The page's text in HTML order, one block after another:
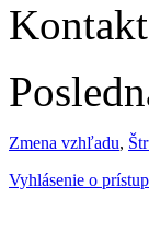
Zmena vzhľadu,
Vyhlásenie o